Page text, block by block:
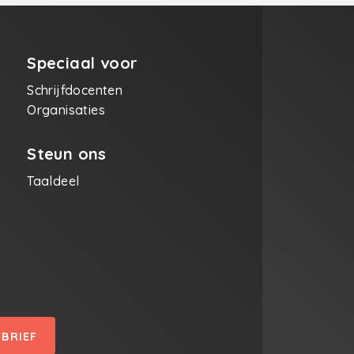
Speciaal voor
Schrijfdocenten
Organisaties
Steun ons
Taaldeel